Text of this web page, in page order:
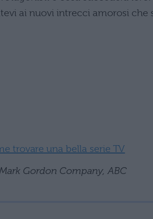
ai nuovi intrecci amorosi che
trovare una bella serie TV
Gordon Company, ABC